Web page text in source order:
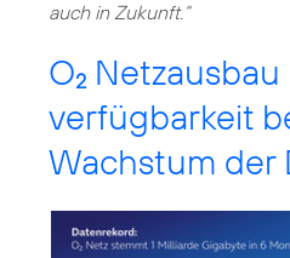
O2
verfügbarkeit
Wachstum der